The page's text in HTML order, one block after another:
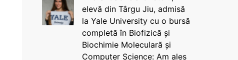
elevă din Târgu Jiu, admisă
la Yale University cu o bursă
completă în Biofizică și
Biochimie Moleculară și
Computer Science: Am ales